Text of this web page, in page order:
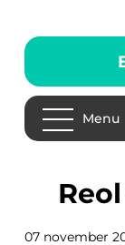
Menu
07 november